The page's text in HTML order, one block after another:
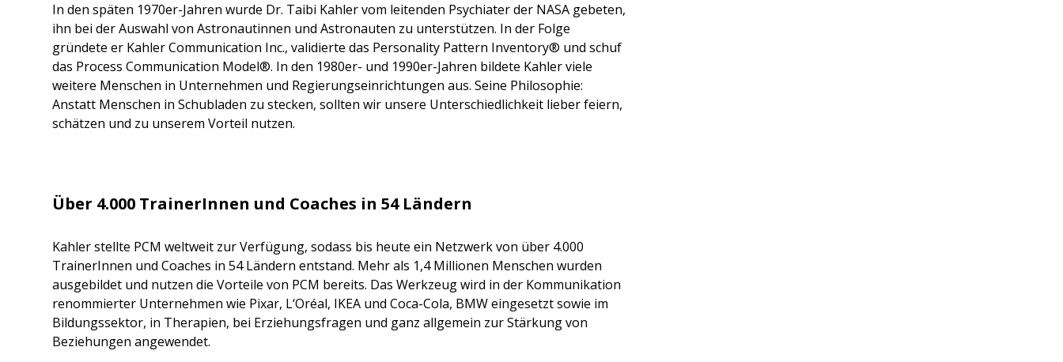
In den späten 1970er-Jahren wurde Dr. Taibi Kahler vom leitenden Psychiater der NASA gebeten,
ihn bei der Auswahl von Astronautinnen und Astronauten zu unterstützen. In der Folge
gründete er Kahler Communication Inc., validierte das Personality Pattern Inventory® und schuf
das Process Communication Model®. In den 1980er- und 1990er-Jahren bildete Kahler viele
weitere Menschen in Unternehmen und Regierungseinrichtungen aus. Seine Philosophie:
Anstatt Menschen in Schubladen zu stecken, sollten wir unsere Unterschiedlichkeit lieber feiern,
schätzen und zu unserem Vorteil nutzen.
Über 4.000 TrainerInnen und Coaches in 54 Ländern
Kahler stellte PCM weltweit zur Verfügung, sodass bis heute ein Netzwerk von über 4.000
TrainerInnen und Coaches in 54 Ländern entstand. Mehr als 1,4 Millionen Menschen wurden
ausgebildet und nutzen die Vorteile von PCM bereits. Das Werkzeug wird in der Kommunikation
renommierter Unternehmen wie Pixar, L‘Oréal, IKEA und Coca-Cola, BMW eingesetzt sowie im
Bildungssektor, in Therapien, bei Erziehungsfragen und ganz allgemein zur Stärkung von
Beziehungen angewendet.